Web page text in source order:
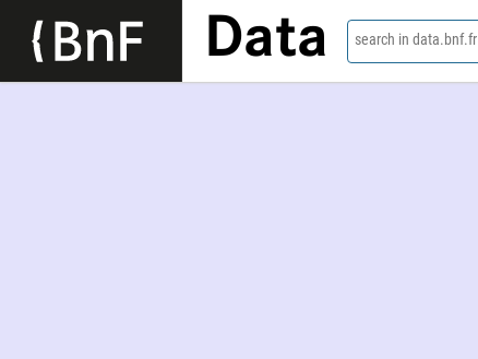
Data search in data.bnf.fr